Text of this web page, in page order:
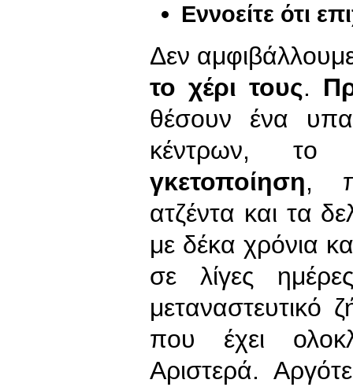
Εννοείτε ότι
Δεν
το χέρι τους.
θέσουν ένα
κέντρων,
γκετοποίηση,
ατζέντα και τα
με δέκα χρόνια
σε λίγες
μεταναστευτικό
που έχει
Αριστερά.